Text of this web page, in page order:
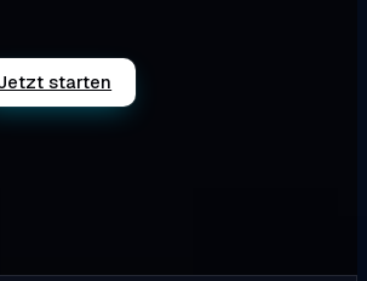
starten